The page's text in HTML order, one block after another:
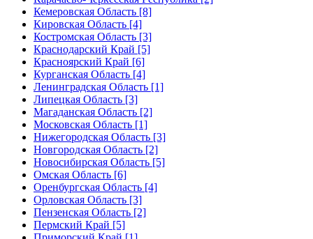
Кемеровская Область [8]
Кировская Область [4]
Костромская Область [3]
Краснодарский Край [5]
Красноярский Край [6]
Курганская Область [4]
Ленинградская Область [1]
Липецкая Область [3]
Магаданская Область [2]
Московская Область [1]
Нижегородская Область [3]
Новгородская Область [2]
Новосибирская Область [5]
Омская Область [6]
Оренбургская Область [4]
Орловская Область [3]
Пензенская Область [2]
Пермский Край [5]